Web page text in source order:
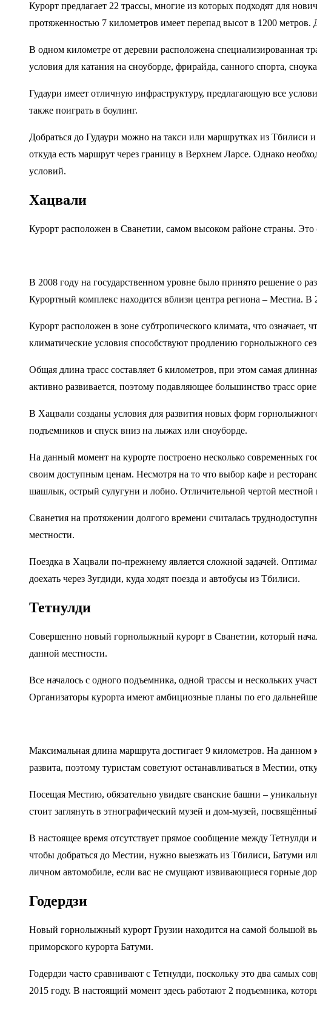
Курорт предлагает 22 трассы, многие из которых подходят для
протяженностью 7 километров имеет перепад высот в 1200
В одном километре от деревни расположена специализированная
условия для катания на сноуборде, фрирайда, санного спорта,
Гудаури имеет отличную инфраструктуру, предлагающую все
также поиграть в боулинг.
Добраться до Гудаури можно на такси или маршрутках из Тбилиси
откуда есть маршрут через границу в Верхнем Ларсе. Однако
условий.
Хацвали
Курорт расположен в Сванетии, самом высоком районе страны.
В 2008 году на государственном уровне было принято решение о
Курортный комплекс находится вблизи центра региона – Местиа.
Курорт расположен в зоне субтропического климата, что означает,
климатические условия способствуют продлению горнолыжного
Общая длина трасс составляет 6 километров, при этом самая
активно развивается, поэтому подавляющее большинство трасс
В Хацвали созданы условия для развития новых форм
подъемников и спуск вниз на лыжах или сноуборде.
На данный момент на курорте построено несколько современных
своим доступным ценам. Несмотря на то что выбор кафе и
шашлык, острый сулугуни и лобио. Отличительной чертой местной
Сванетия на протяжении долгого времени считалась
местности.
Поездка в Хацвали по-прежнему является сложной задачей.
доехать через Зугдиди, куда ходят поезда и автобусы из Тбилиси.
Тетнулди
Совершенно новый горнолыжный курорт в Сванетии, который
данной местности.
Все началось с одного подъемника, одной трассы и нескольких
Организаторы курорта имеют амбициозные планы по его
Максимальная длина маршрута достигает 9 километров. На
развита, поэтому туристам советуют останавливаться в Местии,
Посещая Местию, обязательно увидьте сванские башни –
стоит заглянуть в этнографический музей и дом-музей,
В настоящее время отсутствует прямое сообщение между
чтобы добраться до Местии, нужно выезжать из Тбилиси, Батуми
личном автомобиле, если вас не смущают извивающиеся горные
Годердзи
Новый горнолыжный курорт Грузии находится на самой большой
приморского курорта Батуми.
Годердзи часто сравнивают с Тетнулди, поскольку это два самых
2015 году. В настоящий момент здесь работают 2 подъемника,